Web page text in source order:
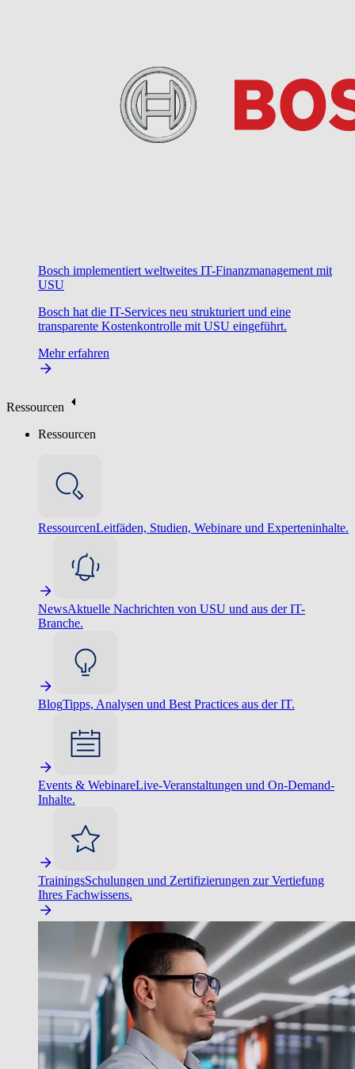
Bosch implementiert weltweites IT-Finanzmanagement mit
USU
Bosch hat die IT-Services neu strukturiert und eine
transparente Kostenkontrolle mit USU eingeführt.
Mehr erfahren
Ressourcen
Ressourcen
RessourcenLeitfäden, Studien, Webinare und Experteninhalte.
NewsAktuelle Nachrichten von USU und aus der IT-
Branche.
BlogTipps, Analysen und Best Practices aus der IT.
Events & WebinareLive-Veranstaltungen und On-Demand-
Inhalte.
TrainingsSchulungen und Zertifizierungen zur Vertiefung
Ihres Fachwissens.